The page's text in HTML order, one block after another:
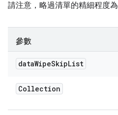
請注意，略過清單的精細程度為
參數
dataWipeSkipList
Collection